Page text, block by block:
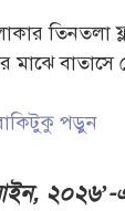
তিনতলা
মাঝে বাতাসে
পড়ুন
২০২৬’-